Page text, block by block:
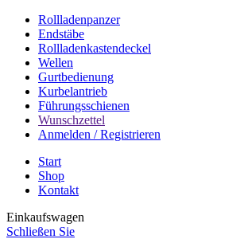
Rollladenpanzer
Endstäbe
Rollladenkastendeckel
Wellen
Gurtbedienung
Kurbelantrieb
Führungsschienen
Wunschzettel
Anmelden / Registrieren
Start
Shop
Kontakt
Einkaufswagen
Schließen Sie